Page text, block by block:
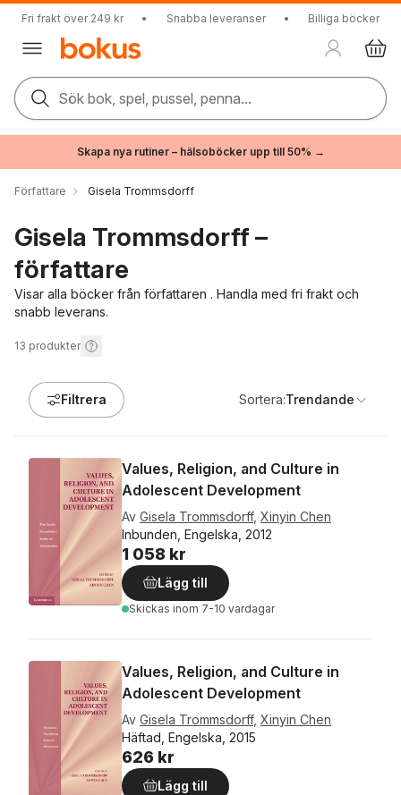
Fri frakt över 249 kr • Snabba leveranser • Billiga böcker
Sök bok, spel, pussel, penna...
Skapa nya rutiner – hälsoböcker upp till 50% →
Författare Gisela Trommsdorff
Gisela Trommsdorff –
författare
Visar alla böcker från författaren . Handla med fri frakt och
snabb leverans.
13 produkter
Filtrera Sortera:Trendande
Values, Religion, and Culture in
Adolescent Development
Av Gisela Trommsdorff, Xinyin Chen
Inbunden, Engelska, 2012
1 058 kr
Lägg till
Skickas inom 7-10 vardagar
Values, Religion, and Culture in
Adolescent Development
Av Gisela Trommsdorff, Xinyin Chen
Häftad, Engelska, 2015
626 kr
Lägg till